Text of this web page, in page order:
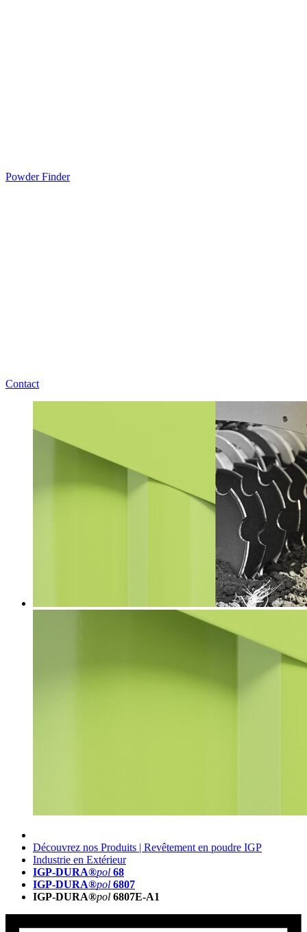
Powder Finder
Contact
Découvrez nos Produits | Revêtement en poudre IGP
Industrie en Extérieur
IGP-DURA®pol 68
IGP-DURA®pol 6807
IGP-DURA®pol 6807E-A1